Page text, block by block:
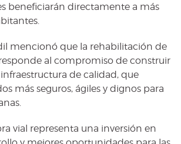
beneficiarán directamente a más
mencionó que la rehabilitación de
al compromiso de construir
de calidad, que
más seguros, ágiles y dignos para
vial representa una inversión en